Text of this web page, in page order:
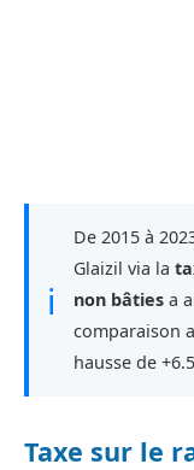
ℹ
De 2015 à
Glaizil via la
non bâties a
comparaison
hausse de
Taxe sur le